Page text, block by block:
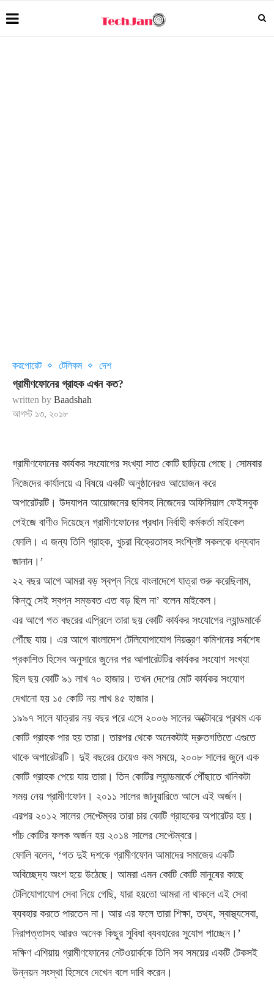
করপোরেট টেলিকম দেশ
গ্রামীণফোনের গ্রাহক এখন কত?
written by Baadshah
আগস্ট ১৩, ২০১৮
গ্রামীণফোনের কার্যকর সংযোগের সংখ্যা সাত কোটি ছাড়িয়ে গেছে। সোমবার
নিজেদের কার্যালয়ে এ বিষয়ে একটি অনুষ্ঠানেরও আয়োজন করে
অপারেটরটি। উদযাপন আয়োজনের ছবিসহ নিজেদের অফিসিয়াল ফেইসবুক
পেইজে বাণীও দিয়েছেন গ্রামীণফোনের প্রধান নির্বাহী কর্মকর্তা মাইকেল
ফোলি। এ জন্য তিনি গ্রাহক, খুচরা বিক্রেতাসহ সংশ্লিষ্ট সকলকে ধন্যবাদ
জানান।’
২২ বছর আগে আমরা বড় স্বপ্ন নিয়ে বাংলাদেশে যাত্রা শুরু করেছিলাম,
কিন্তু সেই স্বপ্ন সম্ভবত এত বড় ছিল না’ বলেন মাইকেল।
এর আগে গত বছরের এপ্রিলে তারা ছয় কোটি কার্যকর সংযোগের ল্যান্ডমার্কে
পৌঁছে যায়। এর আগে বাংলাদেশ টেলিযোগাযোগ নিয়ন্ত্রণ কমিশনের সর্বশেষ
প্রকাশিত হিসেব অনুসারে জুনের পর আপারেটটির কার্যকর সংযোগ সংখ্যা
ছিল ছয় কোটি ৯১ লাখ ৭০ হাজার। তখন দেশের মোট কার্যকর সংযোগ
দেখানো হয় ১৫ কোটি নয় লাখ ৪৫ হাজার।
১৯৯৭ সালে যাত্রার নয় বছর পরে এসে ২০০৬ সালের অক্টোবরে প্রথম এক
কোটি গ্রাহক পার হয় তারা। তারপর থেকে অনেকটাই দ্রুতগতিতে এগুতে
থাকে অপারেটরটি। দুই বছরের চেয়েও কম সময়ে, ২০০৮ সালের জুনে এক
কোটি গ্রাহক পেয়ে যায় তারা। তিন কোটির ল্যান্ডমার্কে পৌঁছাতে খানিকটা
সময় নেয় গ্রামীণফোন। ২০১১ সালের জানুয়ারিতে আসে এই অর্জন।
এরপর ২০১২ সালের সেপ্টেম্বর তারা চার কোটি গ্রাহকের অপারেটর হয়।
পাঁচ কোটির ফলক অর্জন হয় ২০১৪ সালের সেপ্টেম্বরে।
ফোলি বলেন, ‘গত দুই দশকে গ্রামীণফোন আমাদের সমাজের একটি
অবিচ্ছেদ্য অংশ হয়ে উঠেছে। আমরা এমন কোটি কোটি মানুষের কাছে
টেলিযোগাযোগ সেবা নিয়ে গেছি, যারা হয়তো আমরা না থাকলে এই সেবা
ব্যবহার করতে পারতেন না। আর এর ফলে তারা শিক্ষা, তথ্য, স্বাস্থ্যসেবা,
নিরাপত্তাসহ আরও অনেক কিছুর সুবিধা ব্যবহারের সুযোগ পাচ্ছেন।’
দক্ষিণ এশিয়ায় গ্রামীণফোনের নেটওয়ার্ককে তিনি সব সময়ের একটি টেকসই
উন্নয়ন সংস্থা হিসেবে দেখেন বলে দাবি করেন।